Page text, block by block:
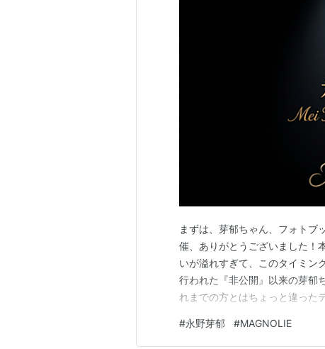
まずは、芽郁ちゃん、フォトブ
催、ありがとうございました！
いが溢れすぎて、このタイミン
行われた『非公開』以来の芽郁
れまでの方とはちょっと違った
います。そんなこともあって、
#永野芽郁 #MAGNOLIE